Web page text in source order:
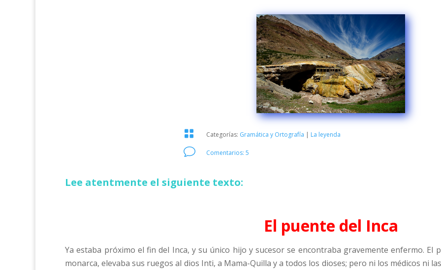
 Categorías: Gramática y Ortografía | La leyenda
v Comentarios: 5
Lee atentmente el siguiente texto:
El puente del Inca
Ya estaba próximo el fin del Inca, y su único hijo y sucesor se encontraba gravemente enfermo.
monarca, elevaba sus ruegos al dios Inti, a Mama-Quilla y a todos los dioses; pero ni los médicos ni